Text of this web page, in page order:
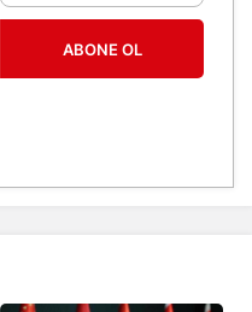
ABONE OL